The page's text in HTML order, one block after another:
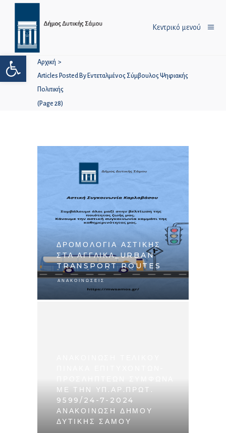
Ανοίξτε τη γραμμή εργαλείων
Κεντρικό μενού
Αρχική >
Articles Posted By Εντεταλμένος Σύμβουλος Ψηφιακής
Πολιτικής
(Page 28)
ΔΡΟΜΟΛΟΓΙΑ ΑΣΤΙΚΗΣ
ΣΤΑ ΑΓΓΛΙΚΑ_URBAN
TRANSPORT ROUTES
ΑΝΑΚΟΙΝΏΣΕΙΣ
ΜΕ ΤΗΝ ΥΠ.ΑΡ.ΠΡΩΤ.
9599/24-7-2024
ΑΝΑΚΟΙΝΩΣΗ ΔΗΜΟΥ
ΔΥΤΙΚΗΣ ΣΑΜΟΥ